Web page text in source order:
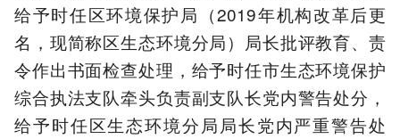
给予时任区环境保护局（2019年机构改革后更
名，现简称区生态环境分局）局长批评教育、责
令作出书面检查处理，给予时任市生态环境保护
综合执法支队牵头负责副支队长党内警告处分，
给予时任区生态环境分局局长党内严重警告处